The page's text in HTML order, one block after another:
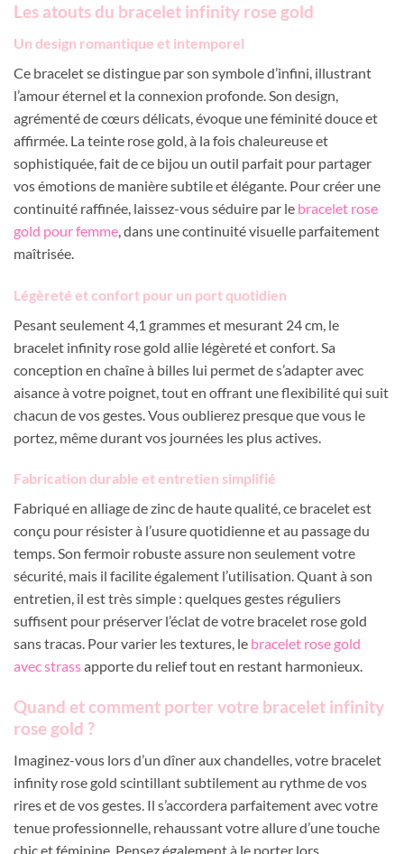
Les atouts du bracelet infinity rose gold
Un design romantique et intemporel
Ce bracelet se distingue par son symbole d’infini, illustrant
l’amour éternel et la connexion profonde. Son design,
agrémenté de cœurs délicats, évoque une féminité douce et
affirmée. La teinte rose gold, à la fois chaleureuse et
sophistiquée, fait de ce bijou un outil parfait pour partager
vos émotions de manière subtile et élégante. Pour créer une
continuité raffinée, laissez-vous séduire par le bracelet rose
gold pour femme, dans une continuité visuelle parfaitement
maîtrisée.
Légèreté et confort pour un port quotidien
Pesant seulement 4,1 grammes et mesurant 24 cm, le
bracelet infinity rose gold allie légèreté et confort. Sa
conception en chaîne à billes lui permet de s’adapter avec
aisance à votre poignet, tout en offrant une flexibilité qui suit
chacun de vos gestes. Vous oublierez presque que vous le
portez, même durant vos journées les plus actives.
Fabrication durable et entretien simplifié
Fabriqué en alliage de zinc de haute qualité, ce bracelet est
conçu pour résister à l’usure quotidienne et au passage du
temps. Son fermoir robuste assure non seulement votre
sécurité, mais il facilite également l’utilisation. Quant à son
entretien, il est très simple : quelques gestes réguliers
suffisent pour préserver l’éclat de votre bracelet rose gold
sans tracas. Pour varier les textures, le bracelet rose gold
avec strassapporte du relief tout en restant harmonieux.
Quand et comment porter votre bracelet infinity
rose gold ?
Imaginez-vous lors d’un dîner aux chandelles, votre bracelet
infinity rose gold scintillant subtilement au rythme de vos
rires et de vos gestes. Il s’accordera parfaitement avec votre
tenue professionnelle, rehaussant votre allure d’une touche
chic et féminine. Pensez également à le porter lors